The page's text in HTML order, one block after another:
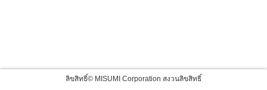
ลิขสิทธิ์© MISUMI Corporation สงวนลิขสิทธิ์